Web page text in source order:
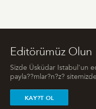
Editörümüz Olun
Sizde Üsküdar Istabul'un
payla??mlar?n?z?
KAY?T OL